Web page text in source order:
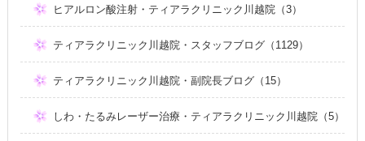
ヒアルロン酸注射・ティアラクリニック川越院（3）
ティアラクリニック川越院・スタッフブログ（1129）
ティアラクリニック川越院・副院長ブログ（15）
しわ・たるみレーザー治療・ティアラクリニック川越院（5）